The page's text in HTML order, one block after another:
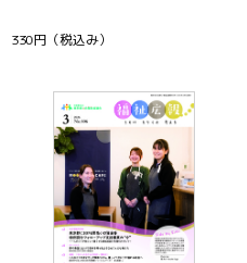
330円 （税込み）